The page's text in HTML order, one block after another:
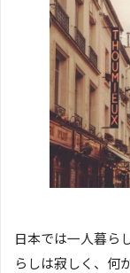
日本では一人暮ら
らしは寂しく、何